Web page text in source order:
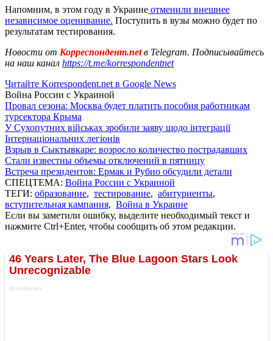
Напомним, в этом году в Украине отменили внешнее
независимое оценивание. Поступить в вузы можно будет по
результатам тестирования.
Новости от Корреспондент.netв Telegram. Подписывайтесь
на наш канал https://t.me/korrespondentnet
Читайте Korrespondent.net в Google News
Война России с Украиной
Провал сезона: Москва будет платить пособия работникам
турсектора Крыма
У Сухопутних військах зробили заяву щодо інтеграції
Інтернаціональних легіонів
Взрыв в Сыктывкаре: возросло количество пострадавших
Стали известны объемы отключений в пятницу
Встреча президентов: Ермак и Рубио обсудили детали
СПЕЦТЕМА: Война России с Украиной
ТЕГИ: образование, тестирование, абитуриенты,
вступительная кампания, Война в Украине
Если вы заметили ошибку, выделите необходимый текст и
нажмите Ctrl+Enter, чтобы сообщить об этом редакции.